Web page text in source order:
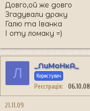
Довго,ой же довго
Згадували драку
Галю та Іванка
І оту ломаку =)
Л _ЛиМоНкА_
Користувач
Реєстрація 06.10.08
21.11.09